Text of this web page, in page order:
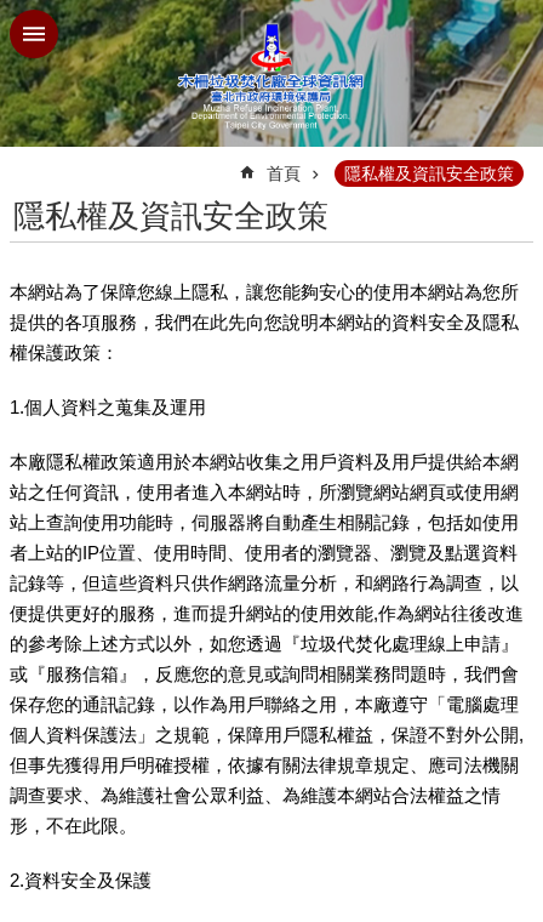
跳到主要內容區塊
首頁 隱私權及資訊安全政策
隱私權及資訊安全政策
本網站為了保障您線上隱私，讓您能夠安心的使用本網站為您所
提供的各項服務，我們在此先向您說明本網站的資料安全及隱私
權保護政策：
1.個人資料之蒐集及運用
本廠隱私權政策適用於本網站收集之用戶資料及用戶提供給本網
站之任何資訊，使用者進入本網站時，所瀏覽網站網頁或使用網
站上查詢使用功能時，伺服器將自動產生相關記錄，包括如使用
者上站的IP位置、使用時間、使用者的瀏覽器、瀏覽及點選資料
記錄等，但這些資料只供作網路流量分析，和網路行為調查，以
便提供更好的服務，進而提升網站的使用效能,作為網站往後改進
的參考除上述方式以外，如您透過『垃圾代焚化處理線上申請』
或『服務信箱』，反應您的意見或詢問相關業務問題時，我們會
保存您的通訊記錄，以作為用戶聯絡之用，本廠遵守「電腦處理
個人資料保護法」之規範，保障用戶隱私權益，保證不對外公開,
但事先獲得用戶明確授權，依據有關法律規章規定、應司法機關
調查要求、為維護社會公眾利益、為維護本網站合法權益之情
形，不在此限。
2.資料安全及保護